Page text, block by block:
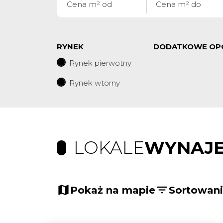
RYNEK
Rynek pierwotny
Rynek wtorny
DODATKOWE
LOKALE
Pokaż na mapie